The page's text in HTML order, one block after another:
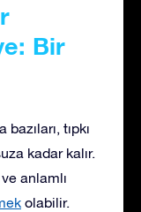
Bir
tıpkı
kadar kalır.
anlamlı
olabilir.